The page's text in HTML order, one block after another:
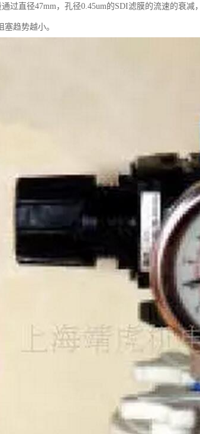
过直径47mm，孔径0.45um的SDI滤膜的流速的衰
塞趋势越小。